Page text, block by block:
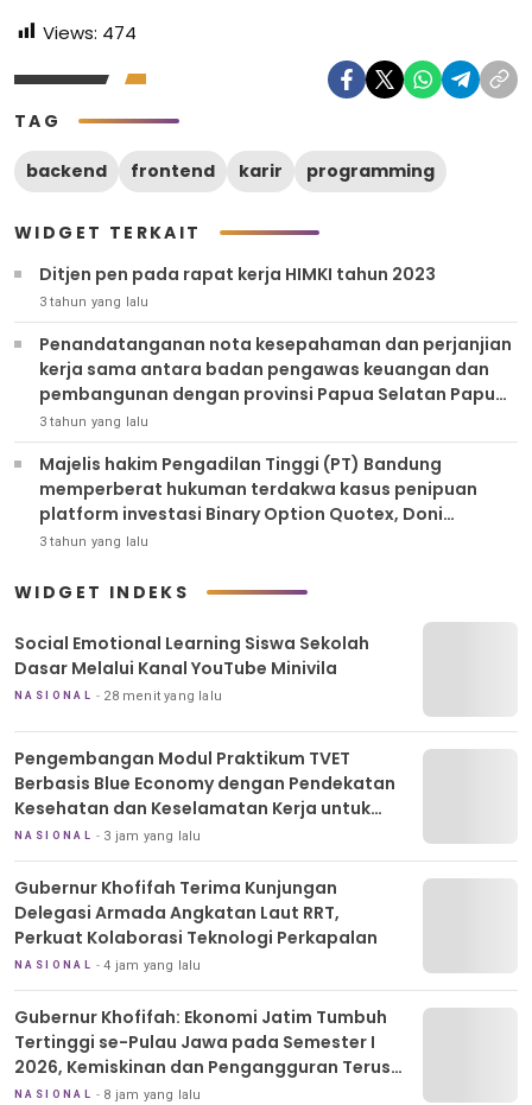
Views: 474
TAG
backend frontend karir programming
WIDGET TERKAIT
Ditjen pen pada rapat kerja HIMKI tahun 2023
3 tahun yang lalu
Penandatanganan nota kesepahaman dan perjanjian
kerja sama antara badan pengawas keuangan dan
pembangunan dengan provinsi Papua Selatan Papua
tengah Papua pegunungan dan Papua barat daya
3 tahun yang lalu
Majelis hakim Pengadilan Tinggi (PT) Bandung
memperberat hukuman terdakwa kasus penipuan
platform investasi Binary Option Quotex, Doni
Salmanan menjadi delapan tahun penjara dan
3 tahun yang lalu
WIDGET INDEKS
Social Emotional Learning Siswa Sekolah
Dasar Melalui Kanal YouTube Minivila
NASIONAL 28 menit yang lalu
Pengembangan Modul Praktikum TVET
Berbasis Blue Economy dengan Pendekatan
Kesehatan dan Keselamatan Kerja untuk
Materi Pariwisata Dukung Pencapaian SDGs
NASIONAL 3 jam yang lalu
Gubernur Khofifah Terima Kunjungan
Delegasi Armada Angkatan Laut RRT,
Perkuat Kolaborasi Teknologi Perkapalan
NASIONAL 4 jam yang lalu
Gubernur Khofifah: Ekonomi Jatim Tumbuh
Tertinggi se-Pulau Jawa pada Semester I
2026, Kemiskinan dan Pengangguran Terus
Menurun
NASIONAL 8 jam yang lalu